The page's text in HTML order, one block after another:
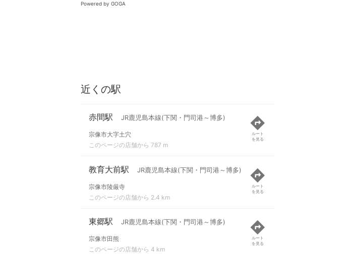
Powered by GOGA
近くの駅
赤間駅 JR鹿児島本線(下関・門司港～博多)
宗像市大字土穴
このページの店舗から 787 m
ルート
を見る
教育大前駅 JR鹿児島本線(下関・門司港～博多)
宗像市陵厳寺
このページの店舗から 2.4 km
ルート
を見る
東郷駅 JR鹿児島本線(下関・門司港～博多)
宗像市田熊
このページの店舗から 4 km
ルート
を見る